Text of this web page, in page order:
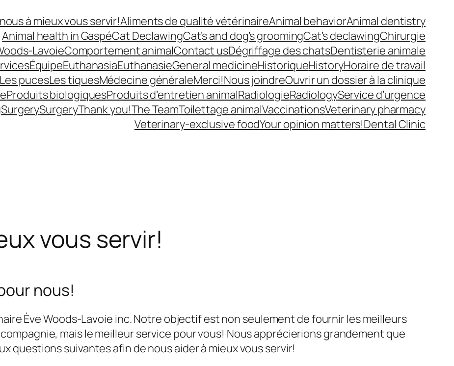
à mieux vous servir!Aliments de qualité vétérinaireAnimal behaviorAnimal dentistry
Animal health in GaspéCat DeclawingCat’s and dog’s groomingCat’s declawingChirurgie
LavoieComportement animalContact usDégriffage des chatsDentisterie animale
ÉquipeEuthanasiaEuthanasieGeneral medicineHistoriqueHistoryHoraire de travail
Les pucesLes tiquesMédecine généraleMerci!Nous joindreOuvrir un dossier à la clinique
Produits biologiquesProduits d’entretien animalRadiologieRadiologyService d’urgence
SurgerySurgeryThank you!The TeamToilettage animalVaccinationsVeterinary pharmacy
Veterinary-exclusive foodYour opinion matters!Dental Clinic
vous servir!
nous!
Ève Woods-Lavoie inc.Notre objectif est non seulement de fournir les meilleurs
mais le meilleur service pour vous! Nous apprécierions grandement que
questions suivantes afin de nous aider à mieux vous servir!